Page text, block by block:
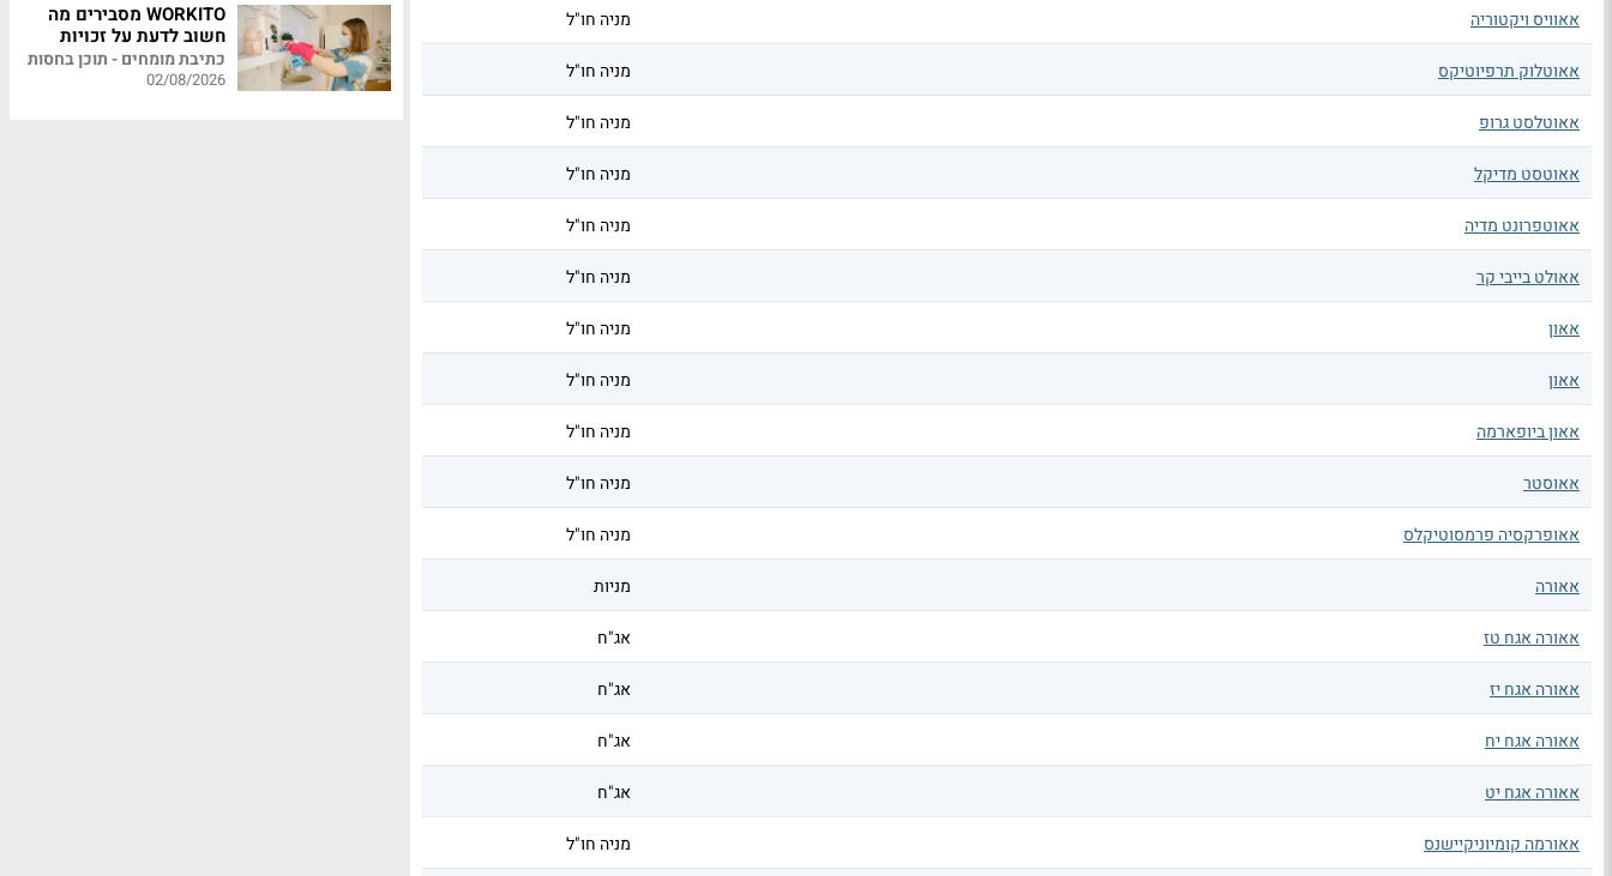
אאוויס ויקטוריה מניה חו"ל
אאוטלוק תרפיוטיקס מניה חו"ל
אאוטלסט גרופ מניה חו"ל
אאוטסט מדיקל מניה חו"ל
אאוטפרונט מדיה מניה חו"ל
אאולט בייבי קר מניה חו"ל
אאון מניה חו"ל
אאון מניה חו"ל
אאון ביופארמה מניה חו"ל
אאוסטר מניה חו"ל
אאופרקסיה פרמסוטיקלס מניה חו"ל
אאורה מניות
אאורה אגח טז אג"ח
אאורה אגח יז אג"ח
אאורה אגח יח אג"ח
אאורה אגח יט אג"ח
אאורמה קומיוניקיישנס מניה חו"ל
WORKITO מסבירים מה
חשוב לדעת על זכויות
עובדי משק בית
כתיבת מומחים - תוכן בחסות
02/08/2026